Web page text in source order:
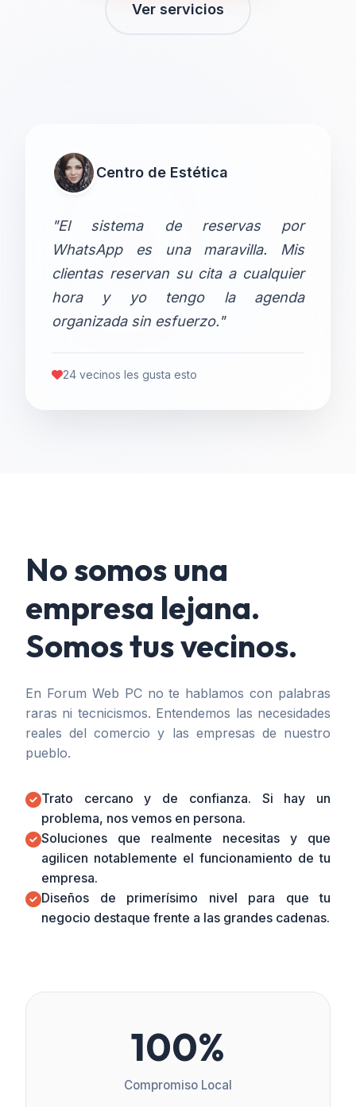
Ver servicios
Centro de Estética
"El sistema de reservas por
WhatsApp es una maravilla. Mis
clientas reservan su cita a cualquier
hora y yo tengo la agenda
organizada sin esfuerzo."
24 vecinos les gusta esto
No somos una
empresa lejana.
Somos tus vecinos.
En Forum Web PC no te hablamos con palabras
raras ni tecnicismos. Entendemos las necesidades
reales del comercio y las empresas de nuestro
pueblo.
Trato cercano y de confianza. Si hay un
problema, nos vemos en persona.
Soluciones que realmente necesitas y que
agilicen notablemente el funcionamiento de tu
empresa.
Diseños de primerísimo nivel para que tu
negocio destaque frente a las grandes cadenas.
100%
Compromiso Local